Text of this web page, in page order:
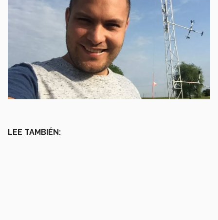
LEE TAMBIÉN: